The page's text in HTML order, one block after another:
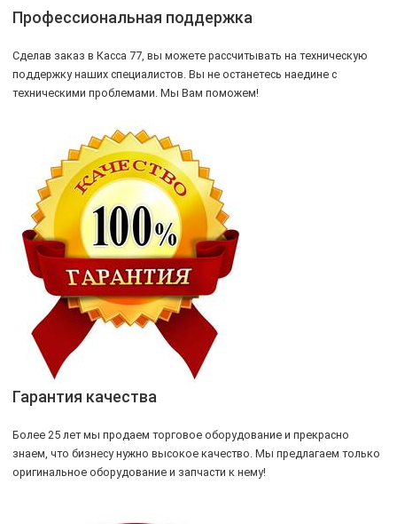
Профессиональная поддержка
Сделав заказ в Касса 77, вы можете рассчитывать на техническую
поддержку наших специалистов. Вы не останетесь наедине с
техническими проблемами. Мы Вам поможем!
Гарантия качества
Более 25 лет мы продаем торговое оборудование и прекрасно
знаем, что бизнесу нужно высокое качество. Мы предлагаем только
оригинальное оборудование и запчасти к нему!